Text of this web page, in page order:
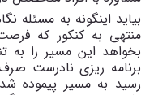
بیاید اینگونه به
منتهی به کنکور که
بخواهد این مسیر را به
برنامه ریزی نادرست
رسید به مسیر پیموده